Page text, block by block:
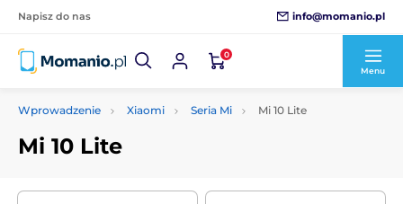
Napisz do nas info@momanio.pl
0
Menu
Wprowadzenie Xiaomi Seria Mi Mi 10 Lite
Mi 10 Lite